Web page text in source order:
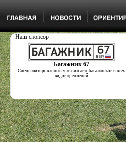
Наш спонсор
Багажник 67
Специализированный магазин автобагажников и всех
видов креплений